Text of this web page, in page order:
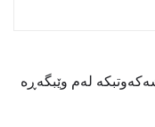
لەم وێبگەڕە